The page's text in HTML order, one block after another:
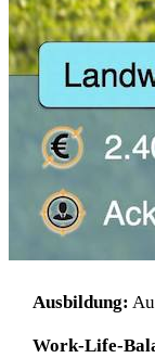
Ausbildung:
Work-Life-